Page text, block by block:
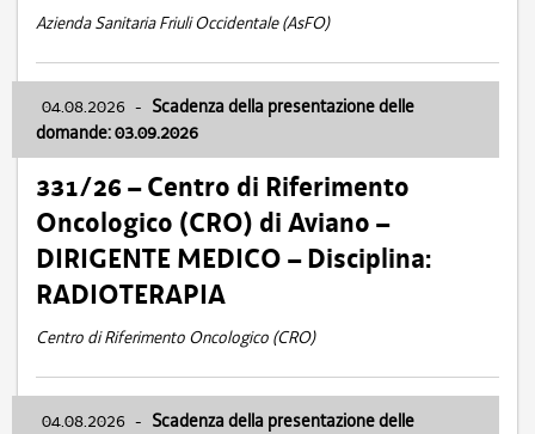
Azienda Sanitaria Friuli Occidentale (AsFO)
04.08.2026 - Scadenza della presentazione delle
domande: 03.09.2026
331/26 – Centro di Riferimento
Oncologico (CRO) di Aviano –
DIRIGENTE MEDICO – Disciplina:
RADIOTERAPIA
Centro di Riferimento Oncologico (CRO)
04.08.2026 - Scadenza della presentazione delle